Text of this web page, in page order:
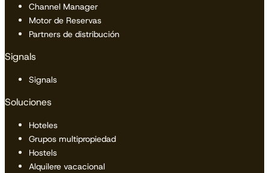
Channel Manager
Motor de Reservas
Partners de distribución
Signals
Signals
Soluciones
Hoteles
Grupos multipropiedad
Hostels
Alquilere vacacional